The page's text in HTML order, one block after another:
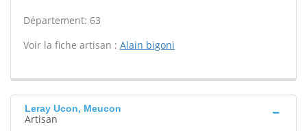
Département: 63
Voir la fiche artisan : Alain bigoni
Leray Ucon, Meucon
Artisan